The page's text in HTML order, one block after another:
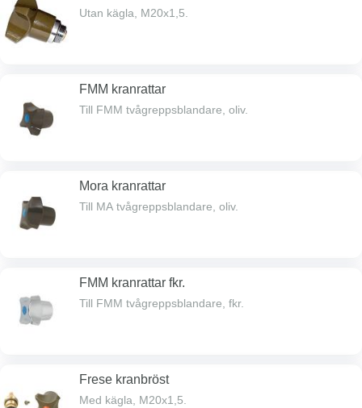
Utan kägla, M20x1,5.
FMM kranrattar
Till FMM tvågreppsblandare, oliv.
Mora kranrattar
Till MA tvågreppsblandare, oliv.
FMM kranrattar fkr.
Till FMM tvågreppsblandare, fkr.
Frese kranbröst
Med kägla, M20x1,5.